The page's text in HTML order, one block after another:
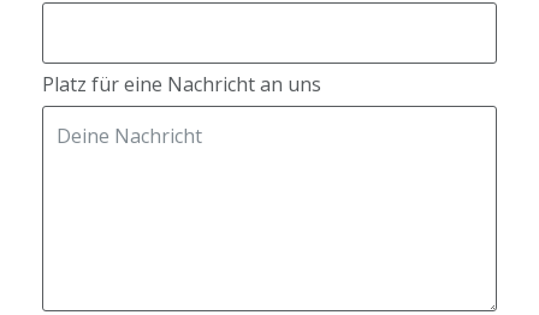
Platz für eine Nachricht an uns